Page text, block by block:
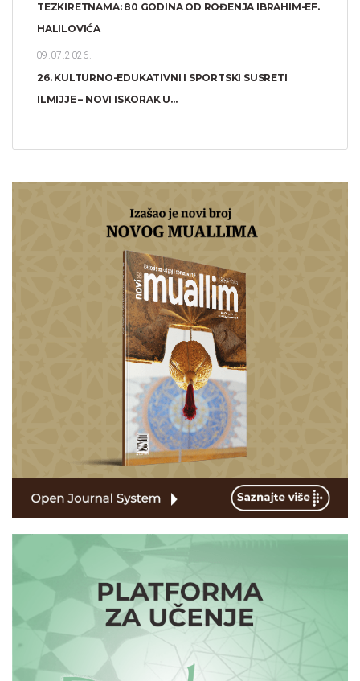
TEZKIRETNAMA: 80 GODINA OD ROĐENJA IBRAHIM-EF.
HALILOVIĆA
09.07.2026.
26. KULTURNO-EDUKATIVNI I SPORTSKI SUSRETI
ILMIJJE – NOVI ISKORAK U...